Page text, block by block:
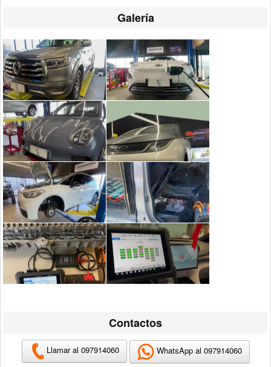
Galería
Contactos
Llamar al 097914060 WhatsApp al 097914060